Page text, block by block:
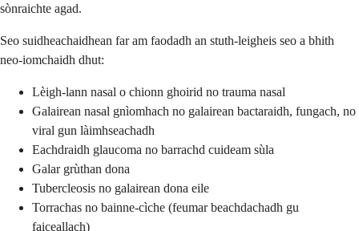
sònraichte agad.
Seo suidheachaidhean far am faodadh an stuth-leigheis seo a bhith
neo-iomchaidh dhut:
Lèigh-lann nasal o chionn ghoirid no trauma nasal
Galairean nasal gnìomhach no galairean bactaraidh, fungach, no
viral gun làimhseachadh
Eachdraidh glaucoma no barrachd cuideam sùla
Galar grùthan dona
Tubercleosis no galairean dona eile
Torrachas no bainne-cìche (feumar beachdachadh gu
faiceallach)